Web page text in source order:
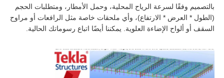
بالتصميم وفقًا لسرعة الرياح المحلية، وحمل الأمطار، ومتطلبات الحجم
(الطول * العرض * الارتفاع)، وأي ملحقات خاصة مثل الرافعات أو مراوح
السقف أو ألواح الإضاءة العلوية. يمكننا أيضًا اتباع رسوماتك الحالية.